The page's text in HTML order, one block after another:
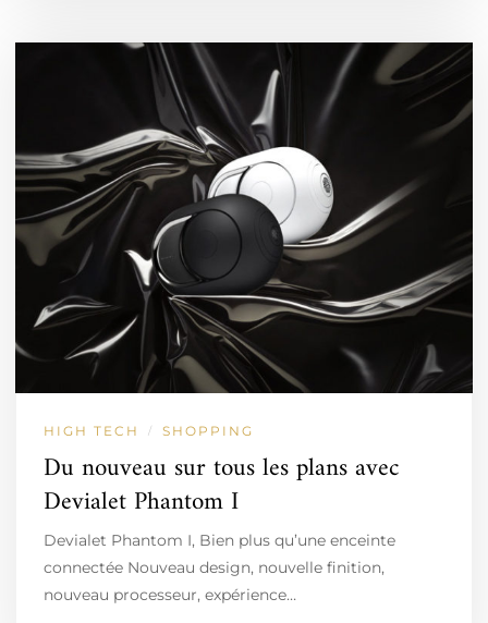
HIGH TECH / SHOPPING
Du nouveau sur tous les plans avec
Devialet Phantom I
Devialet Phantom I, Bien plus qu’une enceinte
connectée Nouveau design, nouvelle finition,
nouveau processeur, expérience…